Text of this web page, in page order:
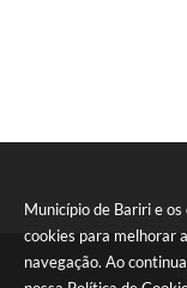
Município de Bariri e
cookies para melhorar
navegação. Ao